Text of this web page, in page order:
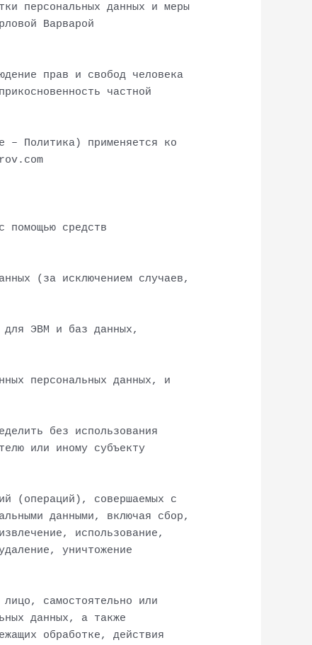
персональных данных и меры
Варварой
прав и свобод человека
частной
– Политика) применяется ко
помощью средств
(за исключением случаев,
для ЭВМ и баз данных,
персональных данных, и
без использования
или иному субъекту
(операций), совершаемых с
данными, включая сбор,
использование,
уничтожение
самостоятельно или
данных, а также
обработке, действия